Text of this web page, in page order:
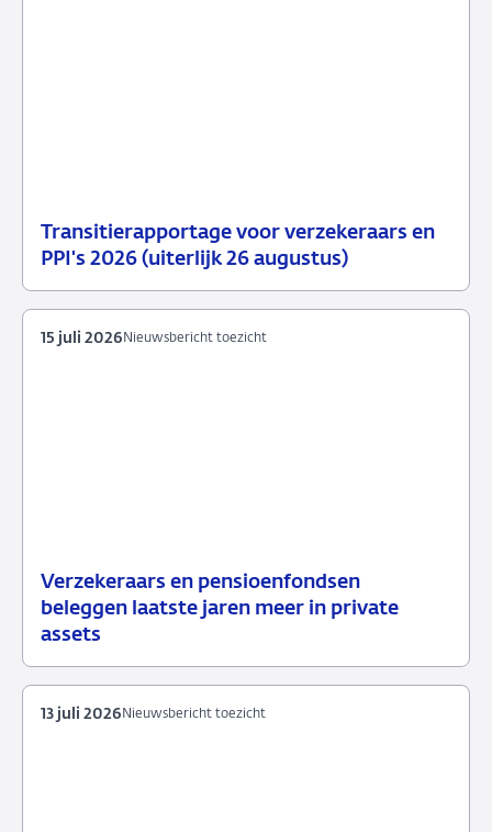
Transitierapportage voor verzekeraars en
PPI's 2026 (uiterlijk 26 augustus)
29
Nieuwsbericht
Verzekeraars en pensioenfondsen
beleggen laatste jaren meer in private
assets
15
juli
Nieuwsbericht
toezicht
Nieuwsbericht toezicht
15 juli 2026
Nieuwsbericht toezicht
13 juli 2026